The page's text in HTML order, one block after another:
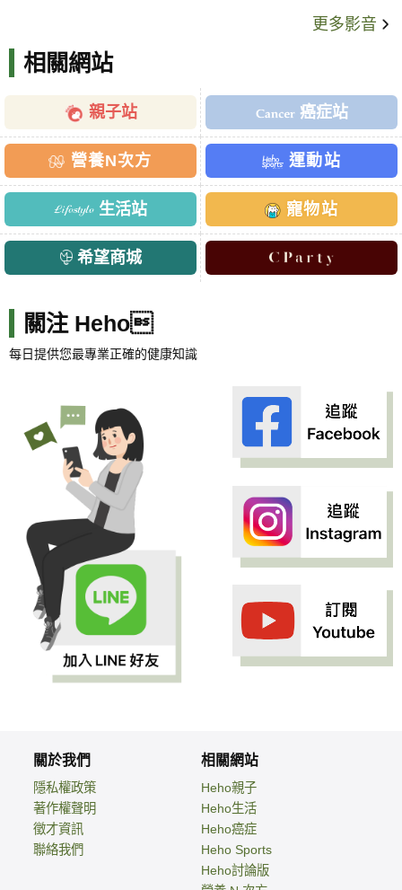
更多影音
相關網站
親子站 癌症站
營養N次方 運動站
生活站 寵物站
希望商城
關注 Heho
每日提供您最專業正確的健康知識
關於我們
隱私權政策
著作權聲明
徵才資訊
聯絡我們
相關網站
Heho親子
Heho生活
Heho癌症
Heho Sports
Heho討論版